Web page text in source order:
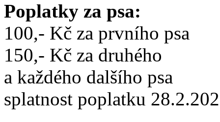
Poplatky za psa:
100,- Kč za prvního psa
150,- Kč za druhého
a každého dalšího psa
splatnost poplatku